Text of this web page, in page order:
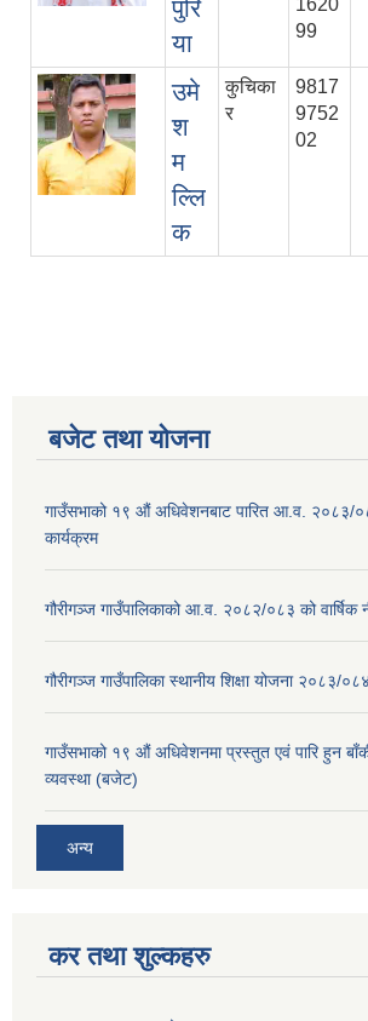
पुरि
या
1620
99
उमे
श
म
ल्लि
क
कुचिका
र
9817
9752
02
बजेट तथा याेजना
गाउँसभाको १९ औं अधिवेशनबाट पारित आ.व. २०८३/
कार्यक्रम
गौरीगञ्ज गाउँपालिकाको आ.व. २०८२/०८३ को वार्षिक
गौरीगञ्ज गाउँपालिका स्थानीय शिक्षा योजना २०८३/
गाउँसभाको १९ ‌औं अधिवेशनमा प्रस्तुत एवं पारि हुन
व्यवस्था (बजेट)
अन्य
कर तथा शुल्कहरु